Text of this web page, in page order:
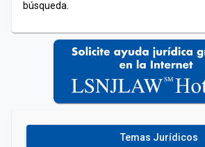
búsqueda.
Temas Jurídicos